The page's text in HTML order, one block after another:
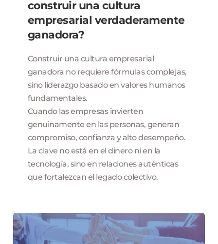
construir una cultura
empresarial verdaderamente
ganadora?
Construir una cultura empresarial
ganadora no requiere fórmulas complejas,
sino liderazgo basado en valores humanos
fundamentales.
Cuando las empresas invierten
genuinamente en las personas, generan
compromiso, confianza y alto desempeño.
La clave no está en el dinero ni en la
tecnología, sino en relaciones auténticas
que fortalezcan el legado colectivo.